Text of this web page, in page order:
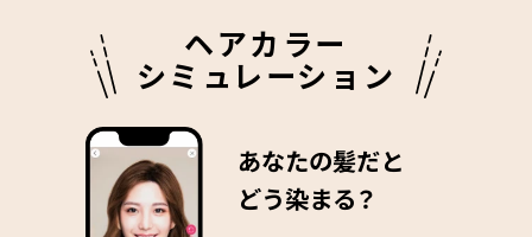
ヘアカラー
シミュレーション
あなたの髪だと
どう染まる？